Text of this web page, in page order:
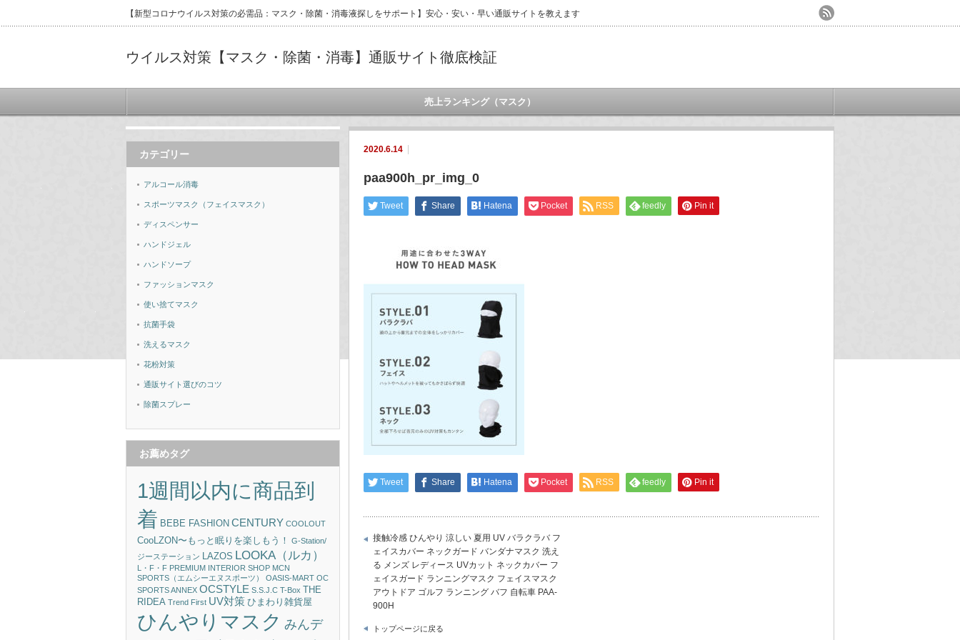
【新型コロナウイルス対策の必需品：マスク・除菌・消毒液探しをサポート】安心・安い・早い通販サイトを教えます
ウイルス対策【マスク・除菌・消毒】通販サイト徹底検証
売上ランキング（マスク）
2020.6.14
paa900h_pr_img_0
Tweet Share Hatena Pocket RSS feedly Pin it
Tweet Share Hatena Pocket RSS feedly Pin it
接触冷感 ひんやり 涼しい 夏用 UV バラクラバ フ
ェイスカバー ネックガード バンダナマスク 洗え
る メンズ レディース UVカット ネックカバー フ
ェイスガード ランニングマスク フェイスマスク
アウトドア ゴルフ ランニング バフ 自転車 PAA-
900H
トップページに戻る
カテゴリー
アルコール消毒
スポーツマスク（フェイスマスク）
ディスペンサー
ハンドジェル
ハンドソープ
ファッションマスク
使い捨てマスク
抗菌手袋
洗えるマスク
花粉対策
通販サイト選びのコツ
除菌スプレー
お薦めタグ
1週間以内に商品到
着 BEBE FASHION CENTURY COOLOUT
CooLZON〜もっと眠りを楽しもう！
G-Station/
ジーステーション LAZOS LOOKA（ルカ）
L・F・F PREMIUM INTERIOR SHOP MCN
SPORTS（エムシーエヌスポーツ）
OASIS-MART OC
SPORTS ANNEX OCSTYLE S.S.J.C T-Box THE
RIDEA Trend First UV対策 ひまわり雑貨屋
ひんやりマスク みんデ